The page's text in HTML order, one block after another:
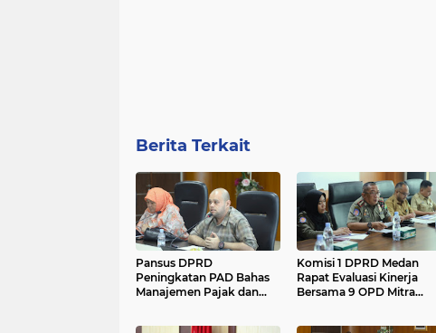
Berita Terkait
Pansus DPRD
Peningkatan PAD Bahas
Manajemen Pajak dan
Komisi 1 DPRD Medan
Rapat Evaluasi Kinerja
Bersama 9 OPD Mitra